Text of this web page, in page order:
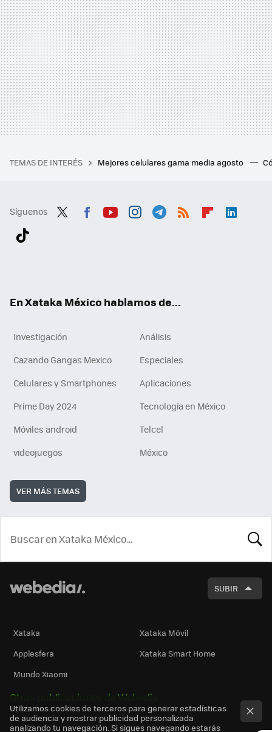
TEMAS DE INTERÉS Mejores celulares gama media agosto
Síguenos
En Xataka México hablamos de...
Investigación
Análisis
Cazando Gangas Mexico
Especiales
Celulares y Smartphones
Aplicaciones
Prime Day 2024
Tecnología en México
Móviles android
Telcel
videojuegos
México
VER MÁS TEMAS
SUBIR
Xataka
Xataka Móvil
Applesfera
Xataka Smart Home
Mundo Xiaomi
Otras publicaciones de Webedia
Utilizamos cookies de terceros para generar estadísticas
de audiencia y mostrar publicidad personalizada
analizando tu navegación. Si sigues navegando estarás